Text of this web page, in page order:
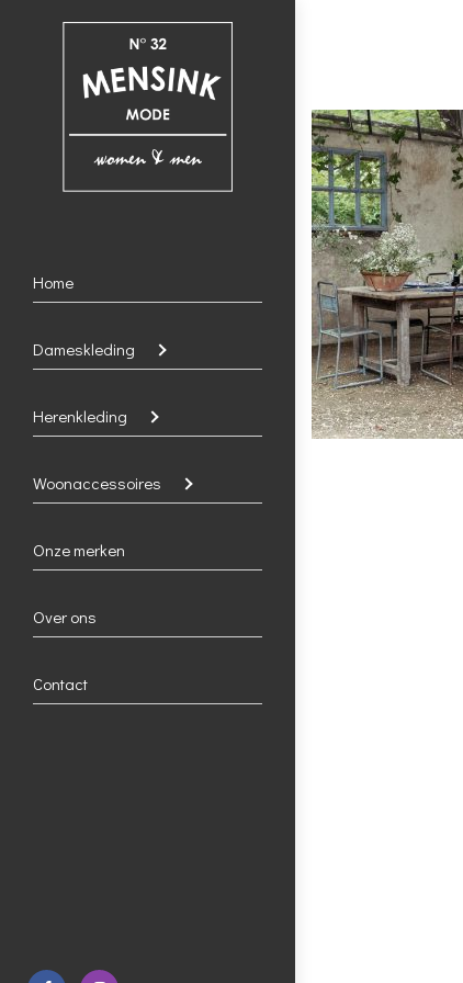
Home
Dameskleding
Herenkleding
Woonaccessoires
Onze merken
Over ons
Contact